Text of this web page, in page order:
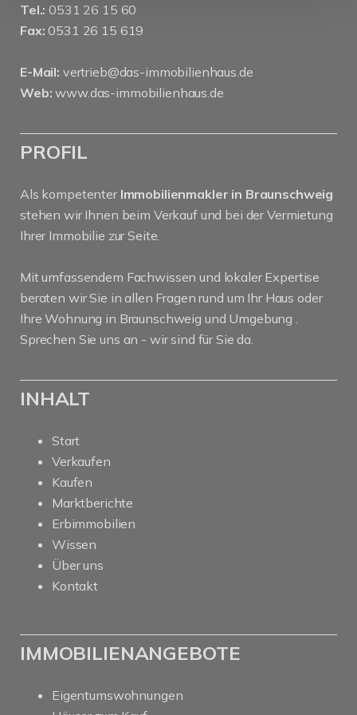
Tel.: 0531 26 15 60
Fax: 0531 26 15 619
E-Mail: vertrieb@das-immobilienhaus.de
Web: www.das-immobilienhaus.de
PROFIL
Als kompetenter Immobilienmakler in Braunschweig
stehen wir Ihnen beim Verkauf und bei der Vermietung
Ihrer Immobilie zur Seite.
Mit umfassendem Fachwissen und lokaler Expertise
beraten wir Sie in allen Fragen rund um Ihr Haus oder
Ihre Wohnung in Braunschweig und Umgebung .
Sprechen Sie uns an - wir sind für Sie da.
INHALT
Start
Verkaufen
Kaufen
Marktberichte
Erbimmobilien
Wissen
Über uns
Kontakt
IMMOBILIENANGEBOTE
Eigentumswohnungen